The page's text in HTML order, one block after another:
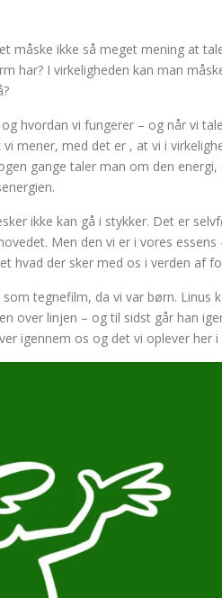
måske ikke så meget mening at
har? I virkeligheden kan man
hvordan vi fungerer – og når vi
mener, med det er , at vi i
gange taler man om den
ikke kan gå i stykker. Det er
Men den vi er i vores essens
hvad der sker med os i verden af
tegnefilm, da vi var børn. Linus
over linjen – og til sidst går han
igennem os og det vi oplever her